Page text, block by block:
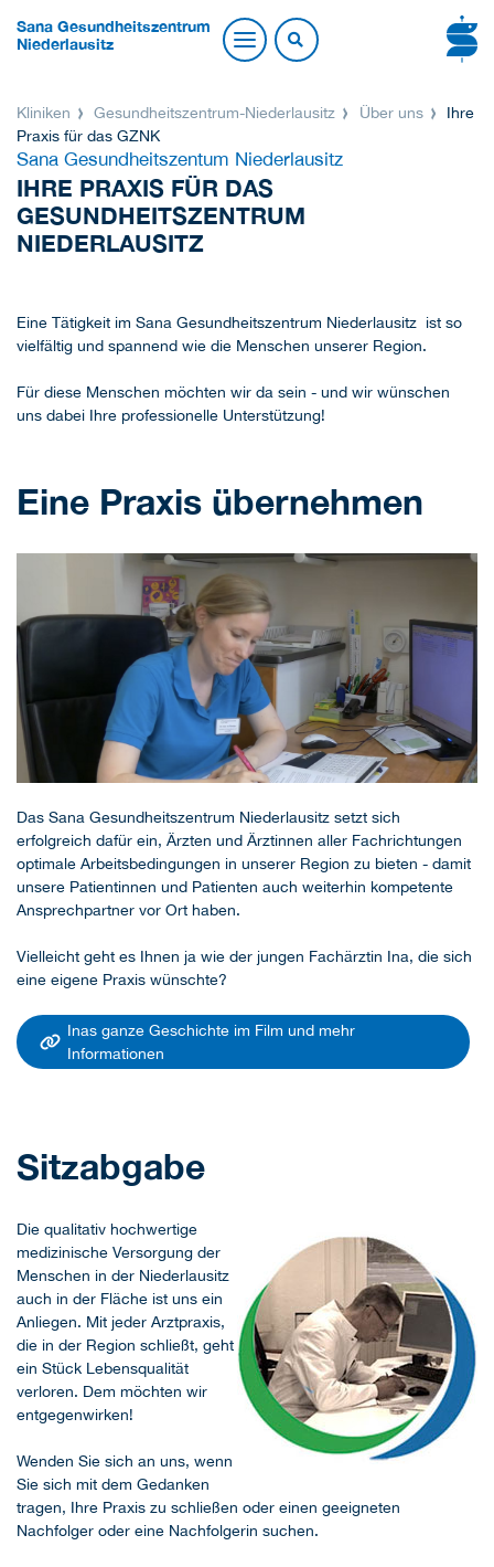
Sana Gesundheitszentrum
Niederlausitz
Kliniken Gesundheitszentrum-Niederlausitz Über uns
Ihre
Praxis für das GZNK
Sana Gesundheitszentum Niederlausitz
IHRE PRAXIS FÜR DAS
GESUNDHEITSZENTRUM
NIEDERLAUSITZ
Eine Tätigkeit im Sana Gesundheitszentrum Niederlausitz ist so
vielfältig und spannend wie die Menschen unserer Region.
Für diese Menschen möchten wir da sein - und wir wünschen
uns dabei Ihre professionelle Unterstützung!
Eine Praxis übernehmen
Das Sana Gesundheitszentrum Niederlausitz setzt sich
erfolgreich dafür ein, Ärzten und Ärztinnen aller Fachrichtungen
optimale Arbeitsbedingungen in unserer Region zu bieten - damit
unsere Patientinnen und Patienten auch weiterhin kompetente
Ansprechpartner vor Ort haben.
Vielleicht geht es Ihnen ja wie der jungen Fachärztin Ina, die sich
eine eigene Praxis wünschte?
Inas ganze Geschichte im Film und mehr
Informationen
Sitzabgabe
Die qualitativ hochwertige
medizinische Versorgung der
Menschen in der Niederlausitz
auch in der Fläche ist uns ein
Anliegen. Mit jeder Arztpraxis,
die in der Region schließt, geht
ein Stück Lebensqualität
verloren. Dem möchten wir
entgegenwirken!
Wenden Sie sich an uns, wenn
Sie sich mit dem Gedanken
tragen, Ihre Praxis zu schließen oder einen geeigneten
Nachfolger oder eine Nachfolgerin suchen.